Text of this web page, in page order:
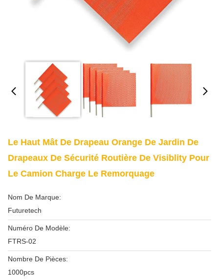
Le Haut Mât De Drapeau Orange De Jardin De
Drapeaux De Sécurité Routière De Visiblity Pour
Le Camion Charge Le Remorquage
Nom De Marque:
Futuretech
Numéro De Modèle:
FTRS-02
Nombre De Pièces:
1000pcs